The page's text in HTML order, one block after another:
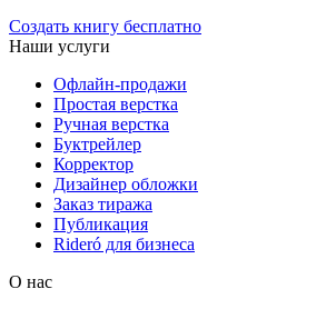
Создать книгу бесплатно
Наши услуги
Офлайн-продажи
Простая верстка
Ручная верстка
Буктрейлер
Корректор
Дизайнер обложки
Заказ тиража
Публикация
Rideró для бизнеса
О нас